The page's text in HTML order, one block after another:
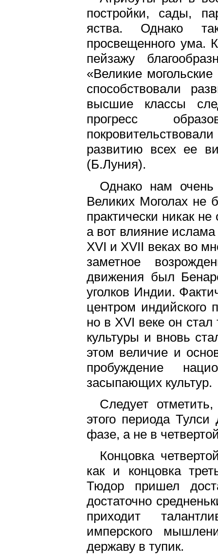
постройки, сады,
яства. Однако
просвещенного ума.
пейзажу
«Великие
способствовали
высшие классы
прогресс
развитию всех ее
(Б.Луния).
Однако нам очень
Великих Моголах не
практически никак
а вот влияние
XVI и XVII веках во
заметное
движения был
уголков Индии.
центром индийского
но в XVI веке он стал
культуры и вновь
этом величие и
пробуждение
засыпающих культур.
Следует
этого периода
фазе, а не в
Концовка
как и концовка
Тюдор пришел
достаточно
приходит
имперского
державу в тупик.